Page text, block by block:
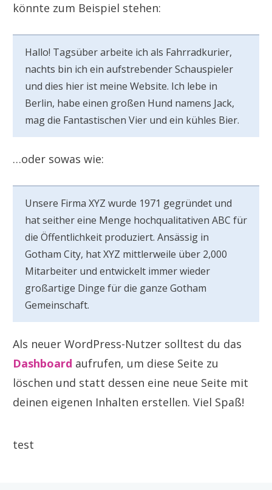
könnte zum Beispiel stehen:
Hallo! Tagsüber arbeite ich als Fahrradkurier,
nachts bin ich ein aufstrebender Schauspieler
und dies hier ist meine Website. Ich lebe in
Berlin, habe einen großen Hund namens Jack,
mag die Fantastischen Vier und ein kühles Bier.
…oder sowas wie:
Unsere Firma XYZ wurde 1971 gegründet und
hat seither eine Menge hochqualitativen ABC für
die Öffentlichkeit produziert. Ansässig in
Gotham City, hat XYZ mittlerweile über 2,000
Mitarbeiter und entwickelt immer wieder
großartige Dinge für die ganze Gotham
Gemeinschaft.
Als neuer WordPress-Nutzer solltest du das
Dashboard aufrufen, um diese Seite zu
löschen und statt dessen eine neue Seite mit
deinen eigenen Inhalten erstellen. Viel Spaß!
test